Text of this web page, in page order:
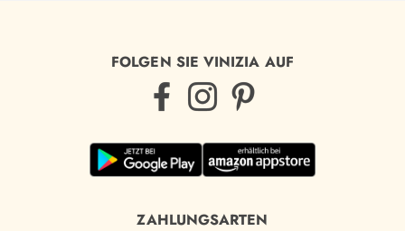
FOLGEN SIE VINIZIA AUF
ZAHLUNGSARTEN